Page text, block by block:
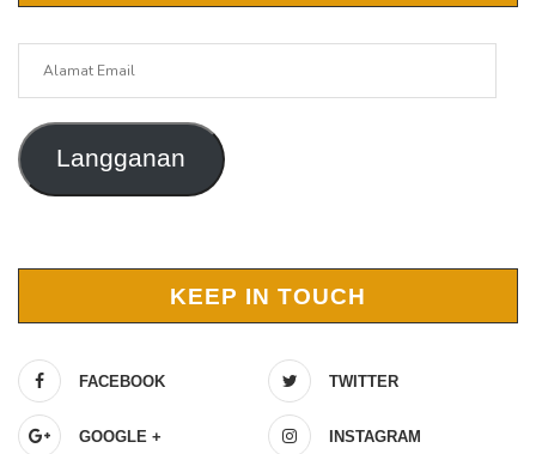
Langganan
KEEP IN TOUCH
FACEBOOK TWITTER
GOOGLE + INSTAGRAM